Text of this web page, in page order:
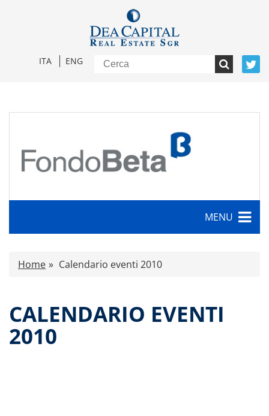
ITA ENG
MENU
Caratteristiche
Proventi distribuiti
Documenti di offerta
Home Calendario eventi 2010
CALENDARIO EVENTI
2010